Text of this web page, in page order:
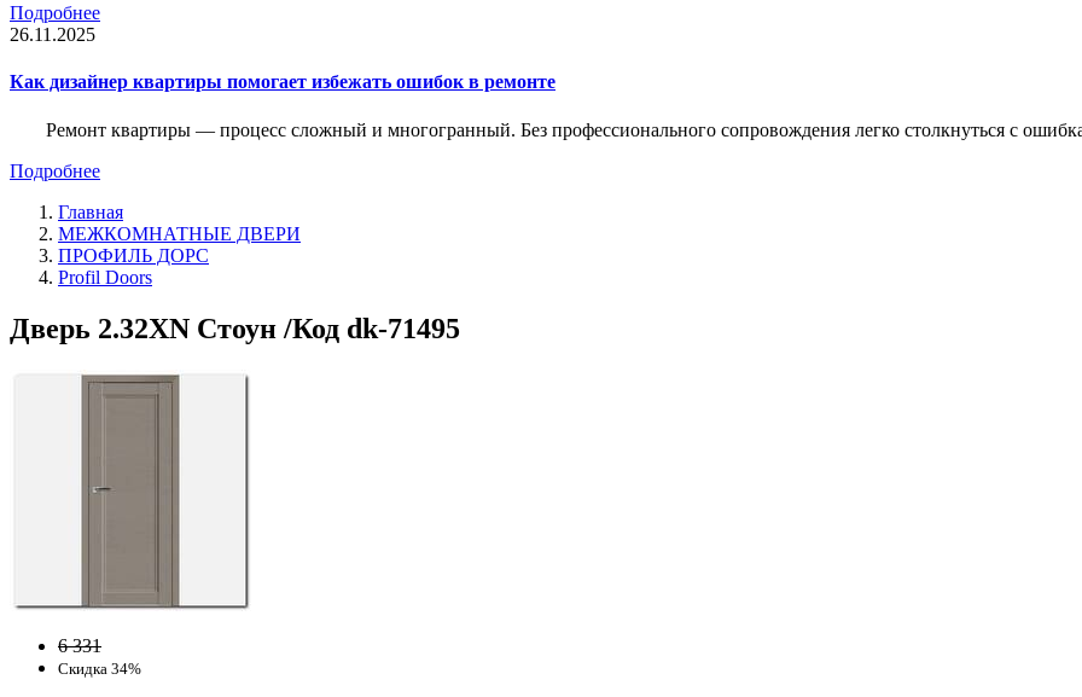
Подробнее
26.11.2025
Как дизайнер квартиры помогает избежать ошибок в ремонте
Ремонт квартиры — процесс сложный и многогранный. Без профессионального сопровождения легко столкнуться с
Подробнее
Главная
МЕЖКОМНАТНЫЕ ДВЕРИ
ПРОФИЛЬ ДОРС
Profil Doors
Дверь 2.32ХN Стоун /Код dk-71495
6 331
Скидка 34%